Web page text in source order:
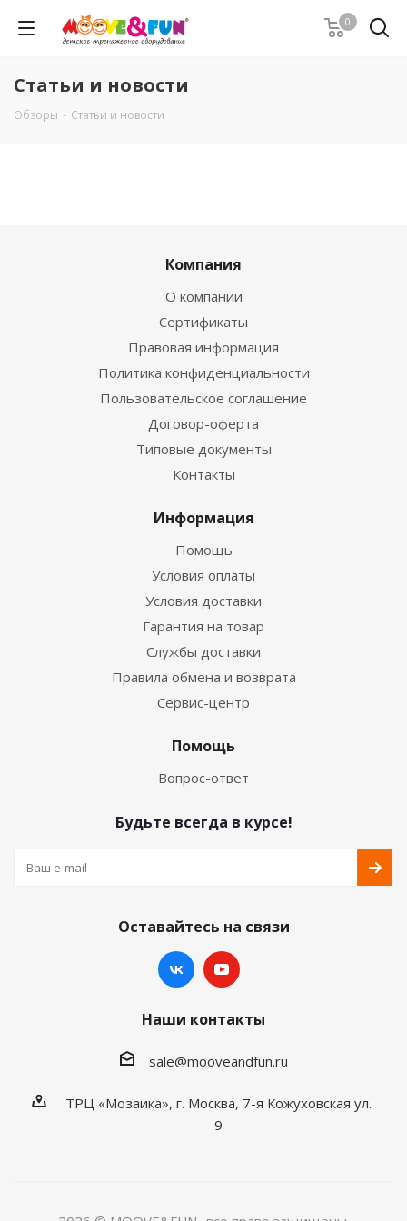
0
Статьи и новости
Обзоры - Статьи и новости
Компания
О компании
Сертификаты
Правовая информация
Политика конфиденциальности
Пользовательское соглашение
Договор-оферта
Типовые документы
Контакты
Информация
Помощь
Условия оплаты
Условия доставки
Гарантия на товар
Службы доставки
Правила обмена и возврата
Сервис-центр
Помощь
Вопрос-ответ
Будьте всегда в курсе!
Оставайтесь на связи
Наши контакты
sale@mooveandfun.ru
ТРЦ «Мозаика», г. Москва, 7-я Кожуховская ул.
9